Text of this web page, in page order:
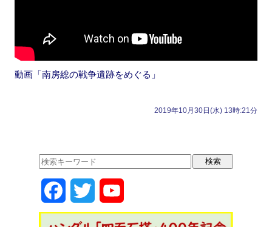
動画「南房総の戦争遺跡をめぐる」
2019年10月30日(水) 13時:21分
a w o